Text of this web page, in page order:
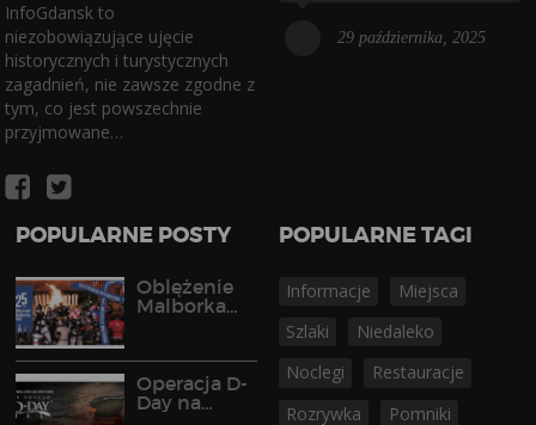
InfoGdansk to
niezobowiązujące ujęcie
historycznych i turystycznych
zagadnień, nie zawsze zgodne z
tym, co jest powszechnie
przyjmowane…
29 października, 2025
POPULARNE POSTY
Oblężenie
Malborka
Operacja D-
Day na
POPULARNE TAGI
Informacje
Miejsca
Szlaki
Niedaleko
Noclegi
Restauracje
Rozrywka
Pomniki